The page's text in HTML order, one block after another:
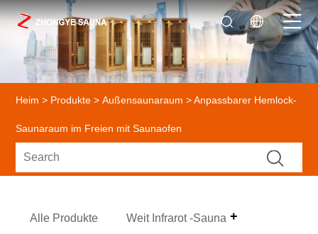
Heim > Produkte >Außensaunaraum > Anpassbarer Hemlock-
Saunaraum im Freien mit Saunaofen
Alle Produkte Weit Infrarot -Sauna